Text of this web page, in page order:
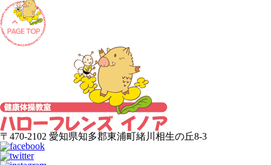
〒470-2102 愛知県知多郡東浦町緒川相生の丘8-3